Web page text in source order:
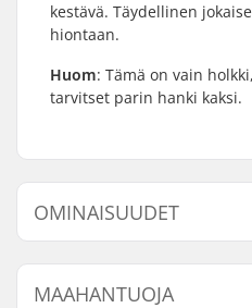
kestävä. Täydellinen
hiontaan.
Huom: Tämä on vain
tarvitset parin hanki kaksi.
OMINAISUUDET
Pegin pituus:
Paino:
MAAHANTUOJA